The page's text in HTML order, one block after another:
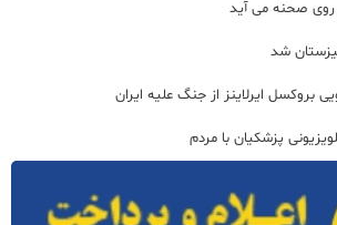
روی صحنه می آید
شد
پزشکیان با مردم